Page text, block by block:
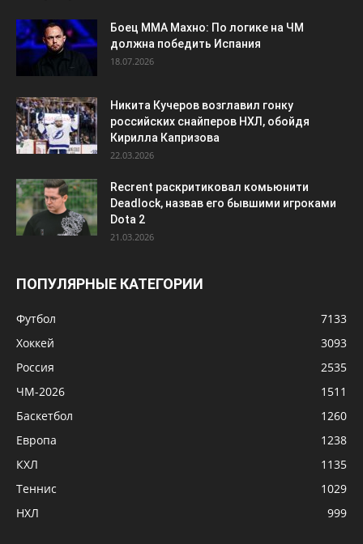
Боец ММА Махно: По логике на ЧМ
должна победить Испания
18.07.2026
Никита Кучеров возглавил гонку
российских снайперов НХЛ, обойдя
Кирилла Капризова
22.03.2026
Recrent раскритиковал комьюнити
Deadlock, назвав его бывшими игроками
Dota 2
21.03.2026
ПОПУЛЯРНЫЕ КАТЕГОРИИ
Футбол
7133
Хоккей
3093
Россия
2535
ЧМ-2026
1511
Баскетбол
1260
Европа
1238
КХЛ
1135
Теннис
1029
НХЛ
999